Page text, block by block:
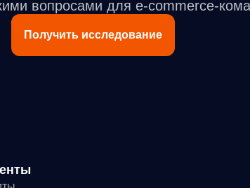
вопросами для e-commerce-
Получить исследование
характеристики программного обеспечения
в виде интернет-сервиса, специальные действия по